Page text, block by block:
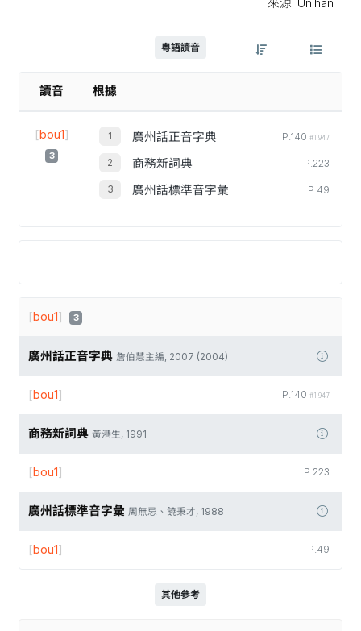
來源: Unihan
粵語讀音
讀音 根據
[bou1]
3
廣州話正音字典 P.140 #1947
商務新詞典 P.223
廣州話標準音字彙 P.49
[bou1] 3
廣州話正音字典 詹伯慧主編, 2007 (2004)
P.140 #1947
[bou1]
商務新詞典 黃港生, 1991
P.223
[bou1]
廣州話標準音字彙 周無忌、饒秉才, 1988
P.49
[bou1]
其他參考